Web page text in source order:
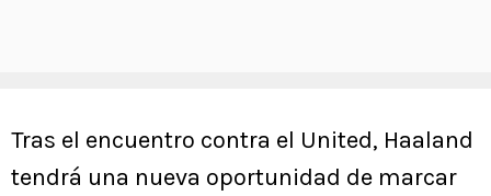
Tras el encuentro contra el United, Haaland
tendrá una nueva oportunidad de marcar